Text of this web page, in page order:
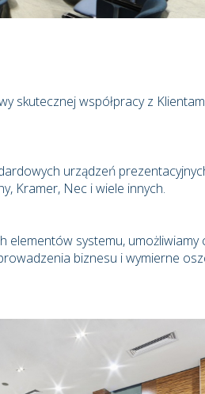
skutecznej współpracy z
urządzeń
Kramer, Nec i wiele innych.
systemu, umożliwiamy
biznesu i wymierne